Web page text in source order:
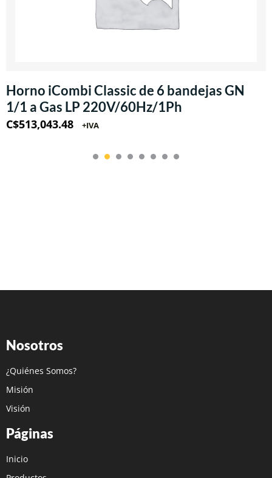
Horno iCombi Classic de 6 bandejas GN
1/1 a Gas LP 220V/60Hz/1Ph
C$513,043.48 +IVA
Nosotros
¿Quiénes Somos?
Misión
Visión
Páginas
Inicio